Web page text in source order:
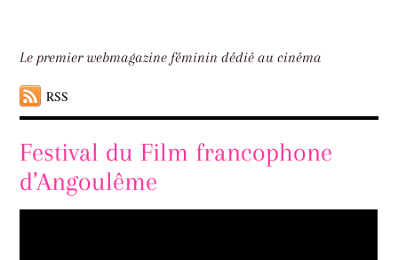
Le premier webmagazine féminin dédié au cinéma
RSS
Festival du Film francophone
d’Angoulême